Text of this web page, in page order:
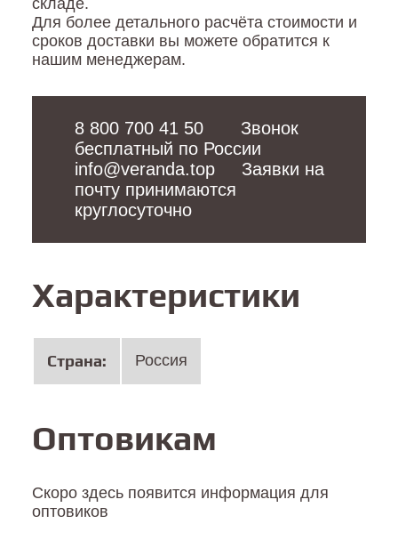
складе.
Для более детального расчёта стоимости и
сроков доставки вы можете обратится к
нашим менеджерам.
8 800 700 41 50
       Звонок
info@veranda.top
     Заявки на
почту принимаются
круглосуточно
Характеристики
Cтрана: Россия
Оптовикам
Скоро здесь появится информация для
оптовиков